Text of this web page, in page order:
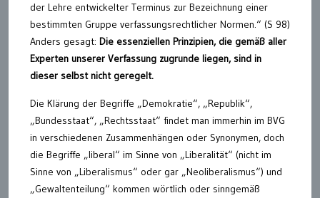
der Lehre entwickelter Terminus zur Bezeichnung einer
bestimmten Gruppe verfassungsrechtlicher Normen.“ (S 98)
Anders gesagt: Die essenziellen Prinzipien, die gemäß aller
Experten unserer Verfassung zugrunde liegen, sind in
dieser selbst nicht geregelt.
Die Klärung der Begriffe „Demokratie“, „Republik“,
„Bundesstaat“, „Rechtsstaat“ findet man immerhin im BVG
in verschiedenen Zusammenhängen oder Synonymen, doch
die Begriffe „liberal“ im Sinne von „Liberalität“ (nicht im
Sinne von „Liberalismus“ oder gar „Neoliberalismus“) und
„Gewaltenteilung“ kommen wörtlich oder sinngemäß